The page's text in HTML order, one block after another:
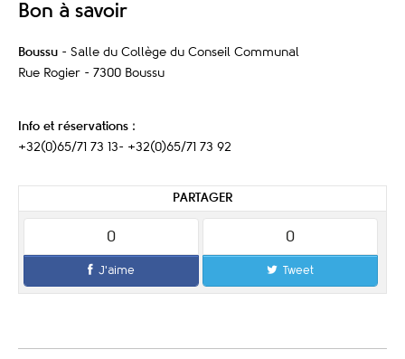
Bon à savoir
Boussu - Salle du Collège du Conseil Communal
Rue Rogier - 7300 Boussu
Info et réservations :
+32(0)65/71 73 13- +32(0)65/71 73 92
PARTAGER
0
J'aime
0
Tweet